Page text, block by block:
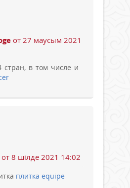
от 27 маусым 2021
стран, в том числе и
от 8 шілде 2021 14:02
плитка equipe